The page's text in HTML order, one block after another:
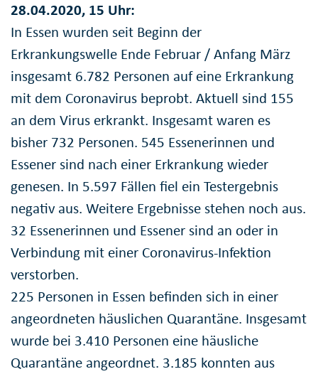
28.04.2020, 15 Uhr:
In Essen wurden seit Beginn der
Erkrankungswelle Ende Februar / Anfang März
insgesamt 6.782 Personen auf eine Erkrankung
mit dem Coronavirus beprobt. Aktuell sind 155
an dem Virus erkrankt. Insgesamt waren es
bisher 732 Personen. 545 Essenerinnen und
Essener sind nach einer Erkrankung wieder
genesen. In 5.597 Fällen fiel ein Testergebnis
negativ aus. Weitere Ergebnisse stehen noch aus.
32 Essenerinnen und Essener sind an oder in
Verbindung mit einer Coronavirus-Infektion
verstorben.
225 Personen in Essen befinden sich in einer
angeordneten häuslichen Quarantäne. Insgesamt
wurde bei 3.410 Personen eine häusliche
Quarantäne angeordnet. 3.185 konnten aus